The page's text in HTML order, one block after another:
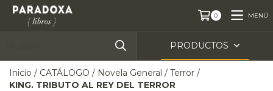
0 MENÚ
PRODUCTOS
Inicio / CATÁLOGO / Novela General / Terror /
KING. TRIBUTO AL REY DEL TERROR